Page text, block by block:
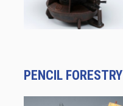
PENCIL FORESTRY